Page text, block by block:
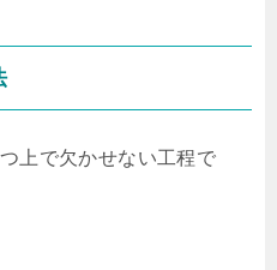
上で欠かせない工程で